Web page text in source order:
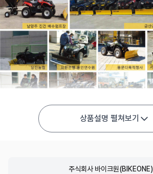
상품설명 펼쳐보기
주식회사 바이크원(BIKEONE)